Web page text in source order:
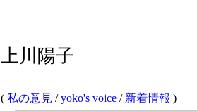
上川陽子
( 私の意見 /yoko's voice / 新着情報 )